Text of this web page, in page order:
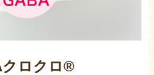
ロクロ®